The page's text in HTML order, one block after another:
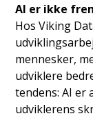
AI er ikke
Hos Viking
mennesker,
udviklere
tendens: AI er
udviklerens